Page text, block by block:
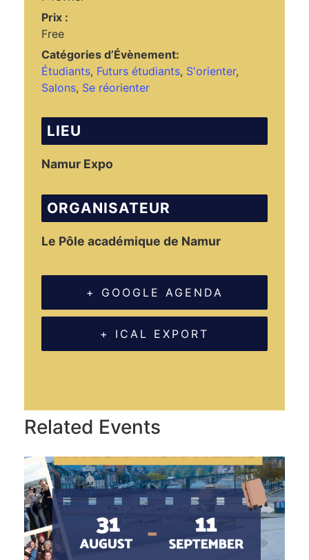
Prix :
Free
Catégories d’Évènement:
Étudiants, Futurs étudiants, S'orienter,
Salons, Se réorienter
LIEU
Namur Expo
ORGANISATEUR
Le Pôle académique de Namur
+ GOOGLE AGENDA
+ ICAL EXPORT
Related Events